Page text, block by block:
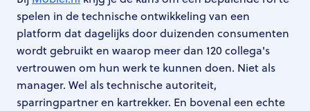
spelen in de technische ontwikkeling van een
platform dat dagelijks door duizenden consumenten
wordt gebruikt en waarop meer dan 120 collega's
vertrouwen om hun werk te kunnen doen. Niet als
manager. Wel als technische autoriteit,
sparringpartner en kartrekker. En bovenal een echte